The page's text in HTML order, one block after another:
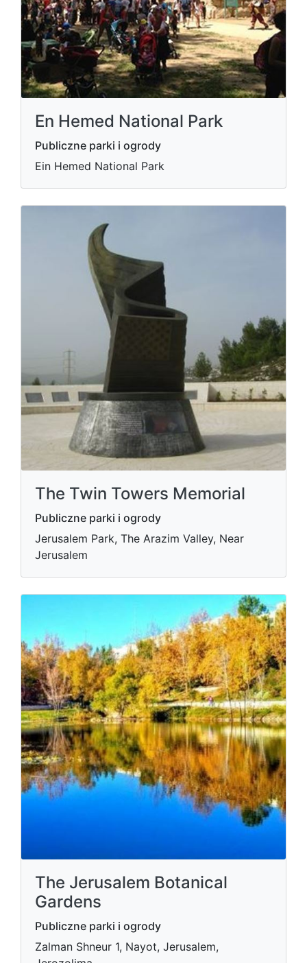
En Hemed National Park
Publiczne parki i ogrody
Ein Hemed National Park
The Twin Towers Memorial
Publiczne parki i ogrody
Jerusalem Park, The Arazim Valley, Near
Jerusalem
The Jerusalem Botanical
Gardens
Publiczne parki i ogrody
Zalman Shneur 1, Nayot, Jerusalem,